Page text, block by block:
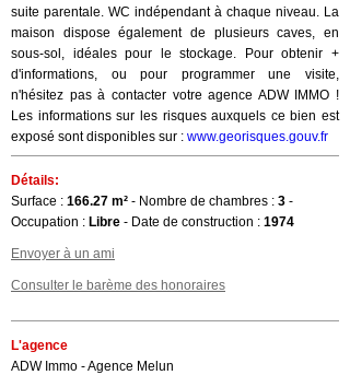
suite parentale. WC indépendant à chaque niveau. La
maison dispose également de plusieurs caves, en
sous-sol, idéales pour le stockage. Pour obtenir +
d'informations, ou pour programmer une visite,
n'hésitez pas à contacter votre agence ADW IMMO !
Les informations sur les risques auxquels ce bien est
exposé sont disponibles sur : www.georisques.gouv.fr
Détails:
Surface : 166.27 m² - Nombre de chambres : 3 -
Occupation : Libre - Date de construction : 1974
Envoyer à un ami
Consulter le barème des honoraires
L'agence
ADW Immo - Agence Melun